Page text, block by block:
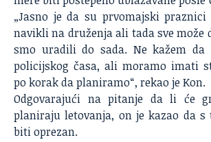
„Jasno je da su prvomajski
navikli na druženja ali tada sve može
smo uradili do sada. Ne kažem
policijskog časa, ali moramo imati
po korak da planiramo“, rekao je Kon.
Odgovarajući na pitanje da li će
planiraju letovanja, on je kazao da
biti oprezan.